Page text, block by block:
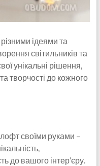
ідеями та
світильників та
унікальні рішення,
творчості до кожного
своїми руками –
до вашого інтер’єру.